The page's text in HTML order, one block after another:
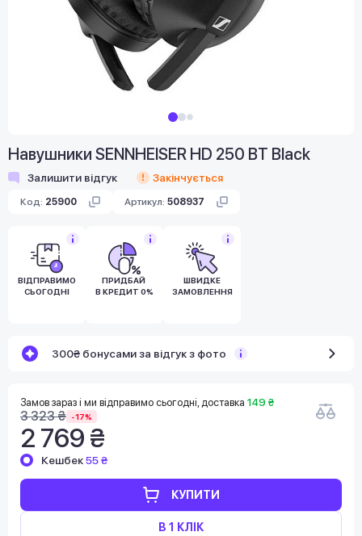
Навушники SENNHEISER HD 250 BT Black
Залишити відгук Закінчується
Код: 25900 Артикул: 508937
ВІДПРАВИМО
СЬОГОДНІ
ПРИДБАЙ
В КРЕДИТ 0%
ШВИДКЕ
ЗАМОВЛЕННЯ
300₴ бонусами за відгук з фото
Замов зараз і ми відправимо сьогодні, доставка 149 ₴
3 323 ₴ -17%
2 769 ₴
КУПИТИ
В 1 КЛІК
Кешбек55 ₴